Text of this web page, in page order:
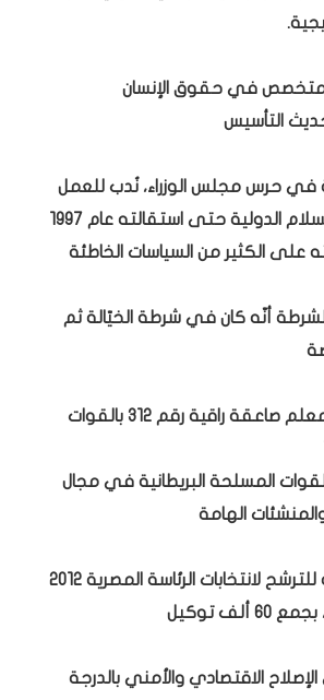
في حقوق الإنسان
التأسيس
حرس مجلس الوزراء، نُدب للعمل
في قوات حفظ السلام الدولية حتى استقالته عام 1997
على الكثير من السياسات الخاطئة
أنّه كان في شرطة الخيّالة ثم
حاصل على فرقة معلم صاعقة راقية رقم 312 بالقوات
المسلحة البريطانية في مجال
الهامة
أعلن تقديم أوراقه للترشح لانتخابات الرئاسة المصرية 2012
توكيل
الاقتصادي والأمني بالدرجة